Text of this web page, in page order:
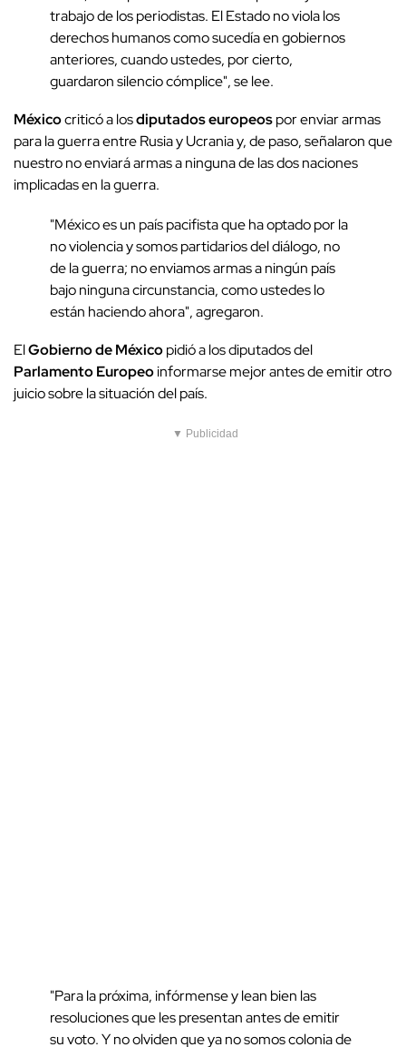
trabajo de los periodistas. El Estado no viola los
derechos humanos como sucedía en gobiernos
anteriores, cuando ustedes, por cierto,
guardaron silencio cómplice", se lee.
Méxicocriticó a losdiputados europeospor enviar armas
para la guerra entre Rusia y Ucrania y, de paso, señalaron que
nuestro no enviará armas a ninguna de las dos naciones
implicadas en la guerra.
"México es un país pacifista que ha optado por la
no violencia y somos partidarios del diálogo, no
de la guerra; no enviamos armas a ningún país
bajo ninguna circunstancia, como ustedes lo
están haciendo ahora", agregaron.
ElGobierno de Méxicopidió a los diputados del
Parlamento Europeoinformarse mejor antes de emitir otro
juicio sobre la situación del país.
▼ Publicidad
"Para la próxima, infórmense y lean bien las
resoluciones que les presentan antes de emitir
su voto. Y no olviden que ya no somos colonia de